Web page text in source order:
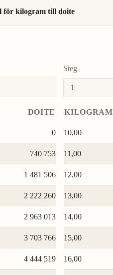
för kilogram till doite
Steg
DOITE
0
740 753
1 481 506
2 222 260
2 963 013
3 703 766
4 444 519
KILOGRAM
10,00
11,00
12,00
13,00
14,00
15,00
16,00